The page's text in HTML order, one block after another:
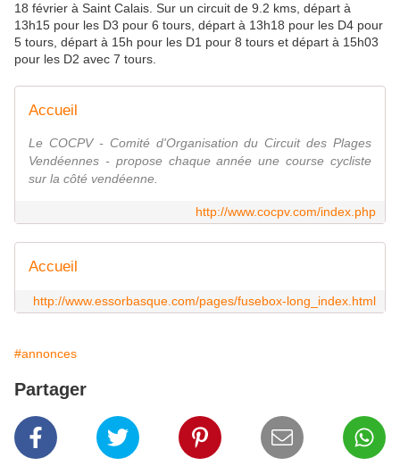
18 février à Saint Calais. Sur un circuit de 9.2 kms, départ à
13h15 pour les D3 pour 6 tours, départ à 13h18 pour les D4 pour
5 tours, départ à 15h pour les D1 pour 8 tours et départ à 15h03
pour les D2 avec 7 tours.
Accueil
Le COCPV - Comité d'Organisation du Circuit des Plages
Vendéennes - propose chaque année une course cycliste
sur la côté vendéenne.
http://www.cocpv.com/index.php
Accueil
http://www.essorbasque.com/pages/fusebox-long_index.html
#annonces
Partager